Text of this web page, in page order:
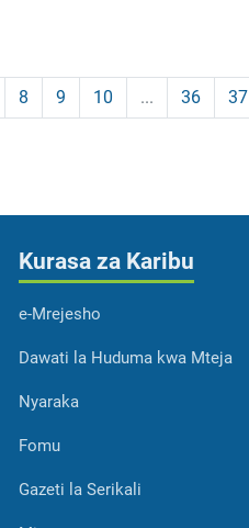
8 9 10 ... 36 37
Kurasa za Karibu
e-Mrejesho
Dawati la Huduma kwa Mteja
Nyaraka
Fomu
Gazeti la Serikali